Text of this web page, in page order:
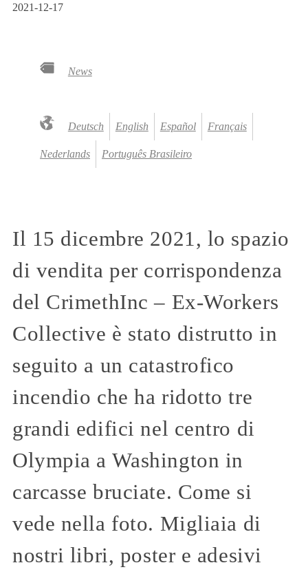
2021-12-17
News
Deutsch English Español Français
Nederlands Português Brasileiro
Il 15 dicembre 2021, lo spazio
di vendita per corrispondenza
del CrimethInc – Ex-Workers
Collective è stato distrutto in
seguito a un catastrofico
incendio che ha ridotto tre
grandi edifici nel centro di
Olympia a Washington in
carcasse bruciate. Come si
vede nella foto. Migliaia di
nostri libri, poster e adesivi